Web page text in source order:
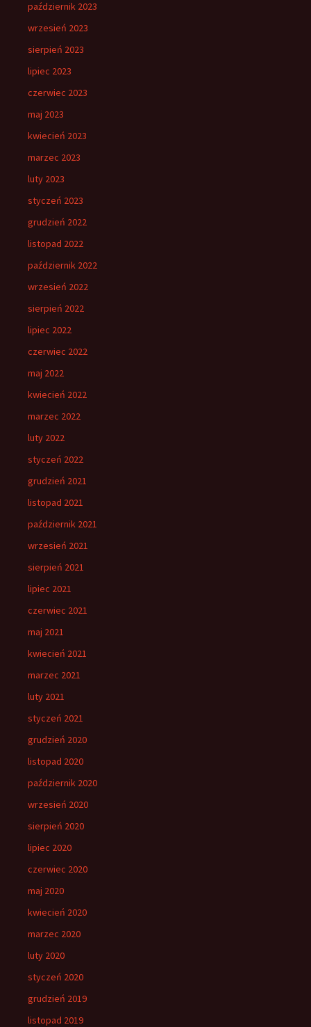
październik 2023
wrzesień 2023
sierpień 2023
lipiec 2023
czerwiec 2023
maj 2023
kwiecień 2023
marzec 2023
luty 2023
styczeń 2023
grudzień 2022
listopad 2022
październik 2022
wrzesień 2022
sierpień 2022
lipiec 2022
czerwiec 2022
maj 2022
kwiecień 2022
marzec 2022
luty 2022
styczeń 2022
grudzień 2021
listopad 2021
październik 2021
wrzesień 2021
sierpień 2021
lipiec 2021
czerwiec 2021
maj 2021
kwiecień 2021
marzec 2021
luty 2021
styczeń 2021
grudzień 2020
listopad 2020
październik 2020
wrzesień 2020
sierpień 2020
lipiec 2020
czerwiec 2020
maj 2020
kwiecień 2020
marzec 2020
luty 2020
styczeń 2020
grudzień 2019
listopad 2019